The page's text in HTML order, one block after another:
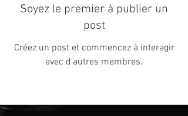
Soyez le premier à publier un
post
Créez un post et commencez à interagir
avec d'autres membres.